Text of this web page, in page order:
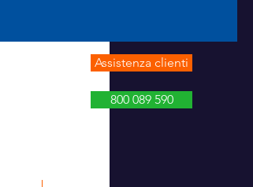
Assistenza clienti
800 089 590